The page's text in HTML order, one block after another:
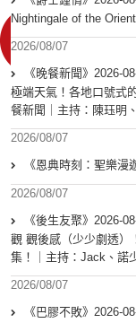
Nightingale of the
2026/08/07
《晚餐新聞》2026-
極端天氣！各地口號式
餐新聞｜主持：陳珏明
2026/08/07
《恩典時刻：聖樂
2026/08/07
《後生友聚》2026-
觀 觀後感（少少劇透）
集！｜主持：Jack、諾
2026/08/07
《巴膠不敗》2026-